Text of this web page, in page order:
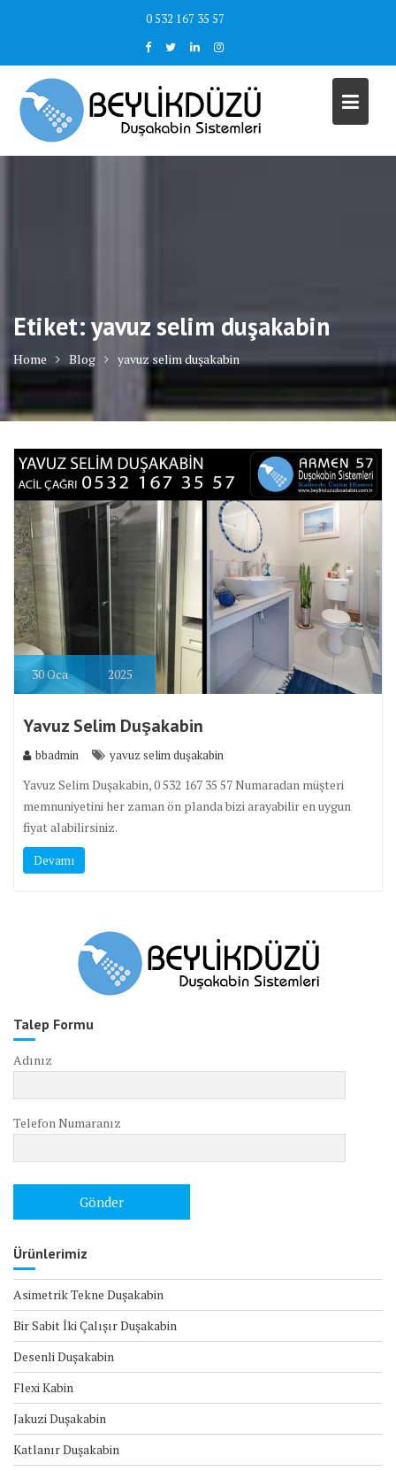
0 532 167 35 57
Etiket:yavuz selim duşakabin
Home Blog yavuz selim duşakabin
30Oca 2025
Yavuz Selim Duşakabin
bbadmin yavuz selim duşakabin
Yavuz Selim Duşakabin, 0 532 167 35 57 Numaradan müşteri
memnuniyetini her zaman ön planda bizi arayabilir en uygun
fiyat alabilirsiniz.
Devamı
Talep Formu
Adınız
Telefon Numaranız
Ürünlerimiz
Asimetrik Tekne Duşakabin
Bir Sabit İki Çalışır Duşakabin
Desenli Duşakabin
Flexi Kabin
Jakuzi Duşakabin
Katlanır Duşakabin